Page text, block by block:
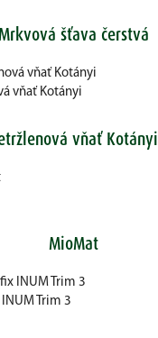
šťava čerstvá
vňať Kotányi
vňať Kotányi
MioMat
Trim 3